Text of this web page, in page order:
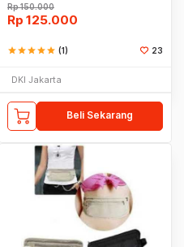
Rp150.000
Rp 125.000
starstarstarstarstar (1) 23
DKI Jakarta
Beli Sekarang